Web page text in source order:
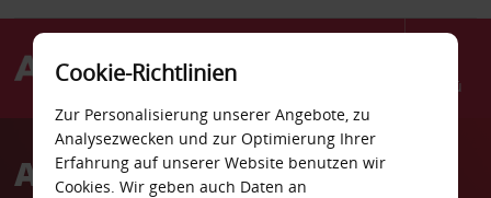
Menü
AvisAutovermietung Aydin
Cookie-Richtlinien
Zur Personalisierung unserer Angebote, zu
Analysezwecken und zur Optimierung Ihrer
Erfahrung auf unserer Website benutzen wir
Cookies. Wir geben auch Daten an